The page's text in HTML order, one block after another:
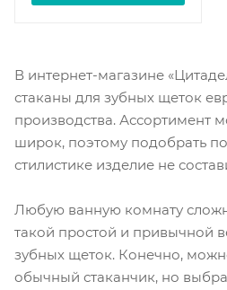
В интернет-магазине
стаканы для зубных щеток
производства. Ассортимент
широк, поэтому подобрать
стилистике изделие не
Любую ванную комнату
такой простой и привычной
зубных щеток. Конечно,
обычный стаканчик, но